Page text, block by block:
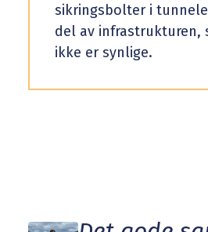
sikringsbolter i
del av infrastrukturen,
ikke er synlige.